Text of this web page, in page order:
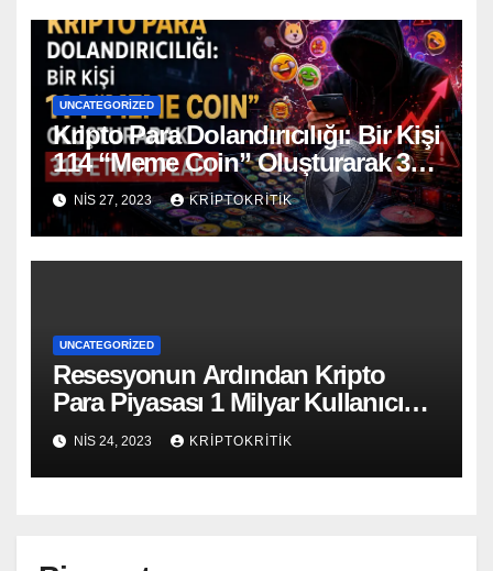
UNCATEGORIZED
Kripto Para Dolandırıcılığı: Bir Kişi
114 “Meme Coin” Oluşturarak 318
ETH Topladı
NIS 27, 2023 KRIPTOKRITIK
UNCATEGORIZED
Resesyonun Ardından Kripto
Para Piyasası 1 Milyar Kullanıcıya
Ulaşacak
NIS 24, 2023 KRIPTOKRITIK